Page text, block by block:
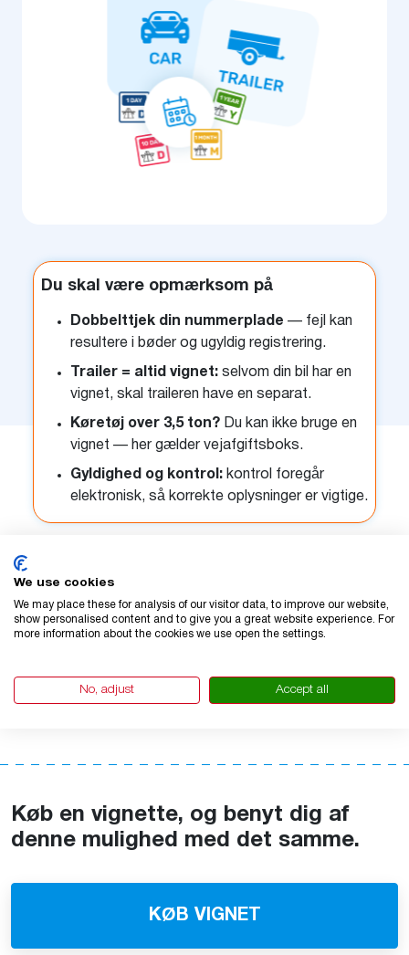
Du skal være opmærksom på
Dobbelttjek din nummerplade — fejl kan
resultere i bøder og ugyldig registrering.
Trailer = altid vignet: selvom din bil har en
vignet, skal traileren have en separat.
Køretøj over 3,5 ton? Du kan ikke bruge en
vignet — her gælder vejafgiftsboks.
Gyldighed og kontrol: kontrol foregår
elektronisk, så korrekte oplysninger er vigtige.
Spørgsmål
Er du i tvivl om noget eller har spørgsmål til kategori eller
betaling, så er vi klar til at hjælpe. Vores kundeservice er
fransk, hollandsk og russisk) og på e-mail på næsten alle
europæiske sprog. Vores AI-chatbot kan hjælpe dig med
Køb en vignette, og benyt dig af
denne mulighed med det samme.
KØB VIGNET
We use cookies
We may place these for analysis of our visitor data, to improve our website,
show personalised content and to give you a great website experience. For
more information about the cookies we use open the settings.
No, adjust Accept all